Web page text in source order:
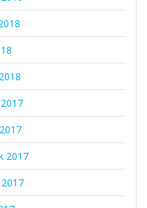
2017